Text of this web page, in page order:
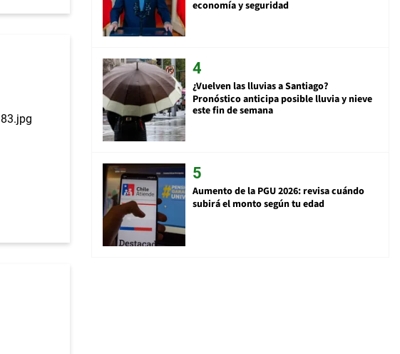
economía y seguridad
¿Vuelven las lluvias a Santiago?
Pronóstico anticipa posible lluvia y nieve
este fin de semana
Aumento de la PGU 2026: revisa cuándo
subirá el monto según tu edad